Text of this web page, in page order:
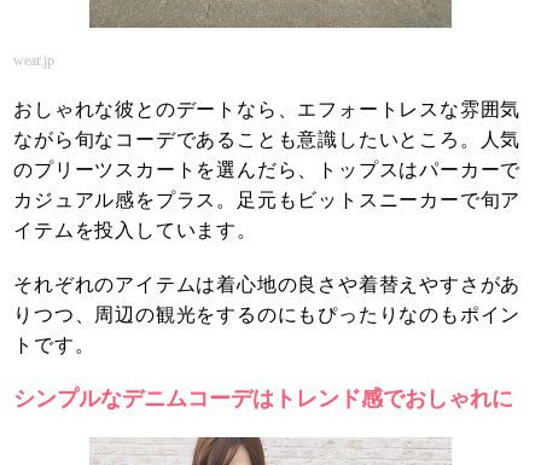
wear.jp
おしゃれな彼とのデートなら、エフォートレスな雰囲気
ながら旬なコーデであることも意識したいところ。人気
のプリーツスカートを選んだら、トップスはパーカーで
カジュアル感をプラス。足元もビットスニーカーで旬ア
イテムを投入しています。
それぞれのアイテムは着心地の良さや着替えやすさがあ
りつつ、周辺の観光をするのにもぴったりなのもポイン
トです。
シンプルなデニムコーデはトレンド感でおしゃれに